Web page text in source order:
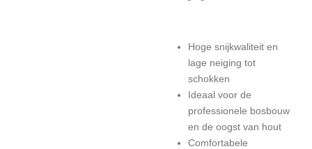
Hoge snijkwaliteit en
lage neiging tot
schokken
Ideaal voor de
professionele bosbouw
en de oogst van hout
Comfortabele